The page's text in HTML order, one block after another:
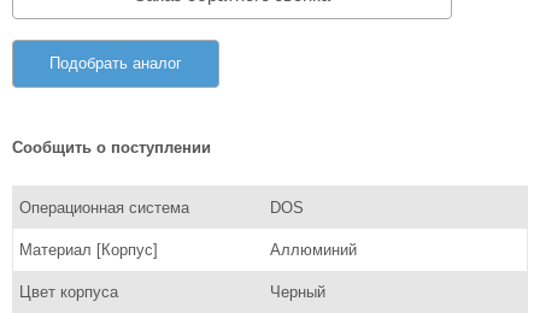
Подобрать аналог
Сообщить о поступлении
Операционная система DOS
Материал [Корпус] Аллюминий
Цвет корпуса Черный